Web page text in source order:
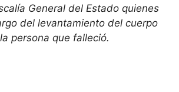
General del Estado quienes
del levantamiento del cuerpo
persona que falleció.